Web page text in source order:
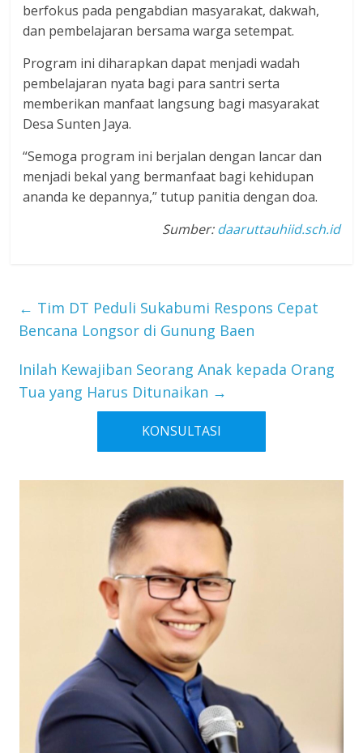
berfokus pada pengabdian masyarakat, dakwah,
dan pembelajaran bersama warga setempat.
Program ini diharapkan dapat menjadi wadah
pembelajaran nyata bagi para santri serta
memberikan manfaat langsung bagi masyarakat
Desa Sunten Jaya.
“Semoga program ini berjalan dengan lancar dan
menjadi bekal yang bermanfaat bagi kehidupan
ananda ke depannya,” tutup panitia dengan doa.
Sumber:daaruttauhiid.sch.id
← Tim DT Peduli Sukabumi Respons Cepat
Bencana Longsor di Gunung Baen
Inilah Kewajiban Seorang Anak kepada Orang
Tua yang Harus Ditunaikan →
KONSULTASI